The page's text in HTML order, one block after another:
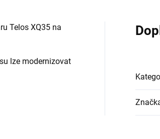
Telos XQ35 na
lze modernizovat